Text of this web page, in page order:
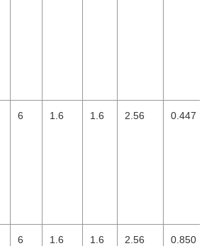
6 1.6 1.6 2.56 0.447
6 1.6 1.6 2.56 0.850